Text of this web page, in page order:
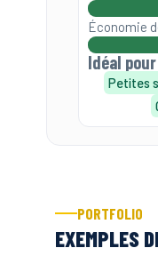
Économie
Idéal pour
Petites
PORTFOLIO
EXEMPLES